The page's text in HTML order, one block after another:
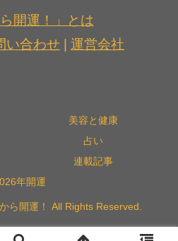
ら開運！」とは
い合わせ 運営会社
美容と健康
占い
連載記事
年開運
ら開運！ All Rights Reserved.